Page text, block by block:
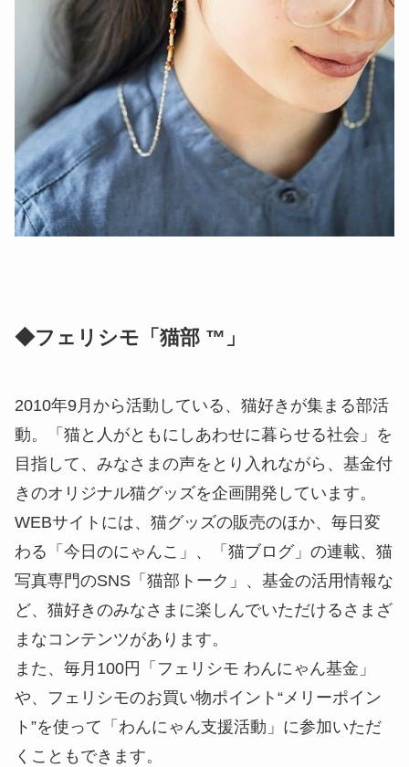
◆フェリシモ「猫部 ™」
2010年9月から活動している、猫好きが集まる部活
動。「猫と人がともにしあわせに暮らせる社会」を
目指して、みなさまの声をとり入れながら、基金付
きのオリジナル猫グッズを企画開発しています。
WEBサイトには、猫グッズの販売のほか、毎日変
わる「今日のにゃんこ」、「猫ブログ」の連載、猫
写真専門のSNS「猫部トーク」、基金の活用情報な
ど、猫好きのみなさまに楽しんでいただけるさまざ
まなコンテンツがあります。
また、毎月100円「フェリシモ わんにゃん基金」
や、フェリシモのお買い物ポイント“メリーポイン
ト”を使って「わんにゃん支援活動」に参加いただ
くこともできます。